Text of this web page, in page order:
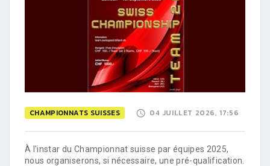
CHAMPIONNATS SUISSES 04 JUILLET 2026, 17:56
À l'instar du Championnat suisse par équipes 2025,
nous organiserons, si nécessaire, une pré-qualification.